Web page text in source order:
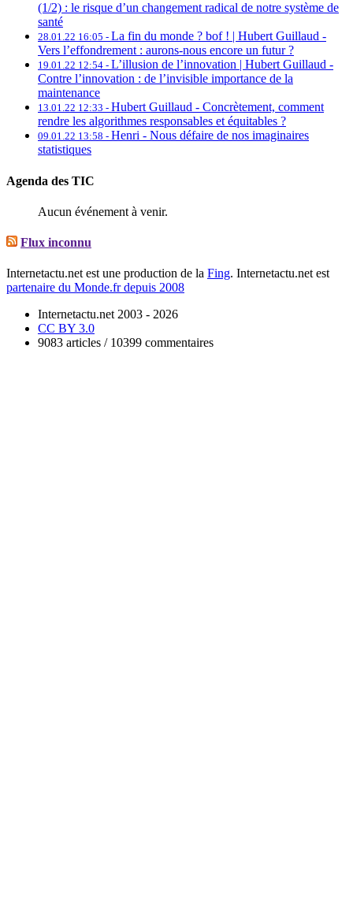
(1/2) : le risque d’un changement radical de notre système de
santé
28.01.22 16:05 - La fin du monde ? bof ! | Hubert Guillaud -
Vers l’effondrement : aurons-nous encore un futur ?
19.01.22 12:54 - L’illusion de l’innovation | Hubert Guillaud -
Contre l’innovation : de l’invisible importance de la
maintenance
13.01.22 12:33 - Hubert Guillaud - Concrètement, comment
rendre les algorithmes responsables et équitables ?
09.01.22 13:58 - Henri - Nous défaire de nos imaginaires
statistiques
Agenda des TIC
Aucun événement à venir.
Flux inconnu
Internetactu.net est une production de la Fing. Internetactu.net est
partenaire du Monde.fr depuis 2008
Internetactu.net 2003 - 2026
CC BY 3.0
9083 articles / 10399 commentaires